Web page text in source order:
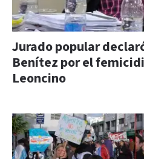
Jurado popular
Benítez por el
Leoncino